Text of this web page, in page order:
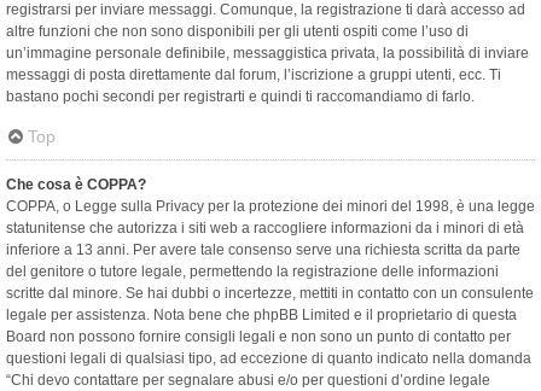
registrarsi per inviare messaggi. Comunque, la registrazione ti darà accesso ad
altre funzioni che non sono disponibili per gli utenti ospiti come l’uso di
un’immagine personale definibile, messaggistica privata, la possibilità di inviare
messaggi di posta direttamente dal forum, l’iscrizione a gruppi utenti, ecc. Ti
bastano pochi secondi per registrarti e quindi ti raccomandiamo di farlo.
Top
Che cosa è COPPA?
COPPA, o Legge sulla Privacy per la protezione dei minori del 1998, è una legge
statunitense che autorizza i siti web a raccogliere informazioni da i minori di età
inferiore a 13 anni. Per avere tale consenso serve una richiesta scritta da parte
del genitore o tutore legale, permettendo la registrazione delle informazioni
scritte dal minore. Se hai dubbi o incertezze, mettiti in contatto con un consulente
legale per assistenza. Nota bene che phpBB Limited e il proprietario di questa
Board non possono fornire consigli legali e non sono un punto di contatto per
questioni legali di qualsiasi tipo, ad eccezione di quanto indicato nella domanda
“Chi devo contattare per segnalare abusi e/o per questioni d’ordine legale